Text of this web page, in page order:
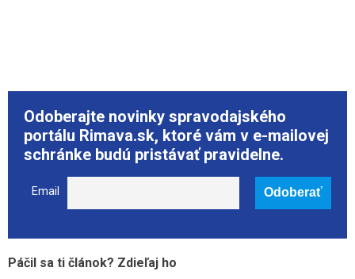
Odoberajte novinky spravodajského
portálu Rimava.sk, ktoré vám v e-mailovej
schránke budú pristávať pravidelne.
Email
Páčil sa ti článok? Zdieľaj ho